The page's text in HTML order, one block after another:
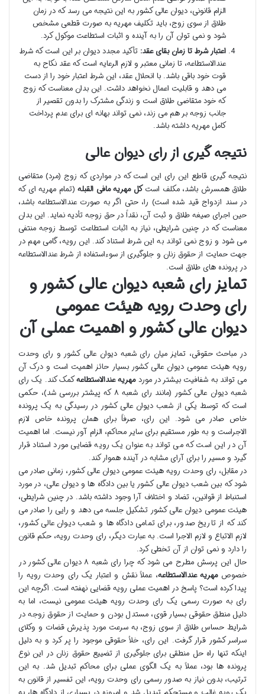
الزام قانونی، دیوان عالی کشور به این نتیجه می رسد که در زمان
طلاق از سوی زوج، باید تکلیف مهریه به صورت قطعی مشخص
شود و نمی توان آن را به آینده و اثبات استطاعت موکول کرد.
اعتبار شرط تا زمان بقای عقد: تأکید مجدد دیوان بر این است که شرط
عندالاستطاعه، تا زمانی معتبر و لازم الرعایه است که عقد نکاح به
قوت خود باقی باشد. با انحلال عقد، این شرط اعتبار خود را از دست
می دهد و قابلیت اعمال نخواهد داشت. این بدان معناست که زوج
که خود متقاضی طلاق است و زندگی مشترک را بدون تقصیر از
جانب زوجه بر هم می زند، نمی تواند بهانه ای برای عدم پرداخت
کامل مهریه داشته باشد.
نتیجه گیری از رای دیوان عالی
نتیجه گیری قاطع این رای این است که در مواردی که زوج (مرد) متقاضی
طلاق همسرش باشد، مکلف استکل مهریه مافی القبله (تمام مهریه ای که
در سند ازدواج قید شده است) را، حتی اگر به صورت عندالاستطاعه باشد،
حین اجرای صیغه طلاق و ثبت آن، نقداً در حق زوجه تأدیه نماید. این بدان
معناست که در چنین شرایطی، نیاز به اثبات استطاعت توسط زوجه منتفی
می شود و زوج نمی تواند به این شرط استناد کند. این رویه، گامی مهم در
جهت حمایت از حقوق زنان و جلوگیری از سوءاستفاده از شرط عندالاستطاعه
در پرونده های طلاق است.
تمایز رای شعبه دیوان عالی کشور و
رای وحدت رویه هیئت عمومی
دیوان عالی کشور و اهمیت عملی آن
در مباحث حقوقی، تمایز میان رای شعبه دیوان عالی کشور و رای وحدت
رویه هیئت عمومی دیوان عالی کشور بسیار حائز اهمیت است و درک آن
می تواند به شفافیت بیشتر در موردمهریه عندالاستطاعهکمک کند. یک رای
شعبه دیوان عالی کشور (مانند رای شعبه ۸ که پیشتر بررسی شد)، حکمی
است که توسط یکی از شعب دیوان عالی کشور در رسیدگی به یک پرونده
خاص صادر می شود. این رای، صرفاً برای همان پرونده خاص لازم
الاجراست و به طور مستقیم برای سایر محاکم، الزام آور نیست. اما اهمیت
آن در این است که می تواند به عنوان یک رویه قضایی مورد استناد قرار
گیرد و مسیر را برای آرای مشابه در آینده هموار کند.
در مقابل، رای وحدت رویه هیئت عمومی دیوان عالی کشور، زمانی صادر می
شود که بین شعب دیوان عالی کشور یا بین دادگاه ها و دیوان عالی، در مورد
استنباط از قوانین، تضاد و اختلاف آرا وجود داشته باشد. در چنین شرایطی،
هیئت عمومی دیوان عالی کشور تشکیل جلسه می دهد و رایی را صادر می
کند که از تاریخ صدور، برای تمامی دادگاه ها و شعب دیوان عالی کشور،
لازم الاتباع و لازم الاجرا است. به عبارت دیگر، رای وحدت رویه، حکم قانون
را دارد و نمی توان از آن تخطی کرد.
حال این پرسش مطرح می شود که چرا رای شعبه ۸ دیوان عالی کشور در
خصوصمهریه عندالاستطاعه، عملاً نقش و اعتبار یک رای وحدت رویه را
پیدا کرده است؟ پاسخ در اهمیت عملی رویه قضایی نهفته است. اگرچه این
رای به صورت رسمی یک رای وحدت رویه هیئت عمومی نیست، اما به
دلیل منطق حقوقی بسیار قوی، مستدل بودن و حمایت از حقوق زوجه در
شرایط حساس طلاق از سوی زوج، به سرعت مورد پذیرش قضات و وکلای
سراسر کشور قرار گرفت. این رای، خلأ حقوقی موجود را پر کرد و به دلیل
اینکه تنها راه حل منطقی برای جلوگیری از تضییع حقوق زنان در این نوع
پرونده ها بود، عملاً به یک الگوی عملی برای محاکم تبدیل شد. به این
ترتیب، بدون نیاز به صدور رسمی رای وحدت رویه، این تفسیر از قانون به